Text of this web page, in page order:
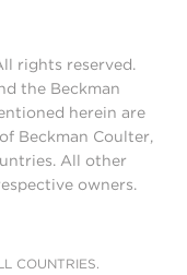
rights reserved.
the Beckman
herein are
Beckman Coulter,
All other
owners.
COUNTRIES.